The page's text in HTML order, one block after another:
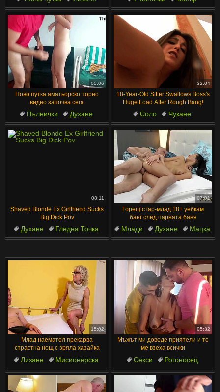
Капещи
Фетиш
Чудовищен Кур
POV косmata пичка
Мисионерска
Хванати
05:06
Ново путка аматьорско порно
видео започва сега
Пълнички
Духане
Гледна Точка
Путки
Свършване вътре
32:04
18-Year-Old Sitter Swallows Boss's
Huge Load After Rough Bang!
Соло
Чукане
Тийнейджъри
Цици
Чудовищен Кур
08:11
Shaved Blonde Ex Girlfriend Sucks
Big Dick Pov
Духане
Гледна Точка
Путки
Чудовищен Кур
07:01
Горещ стар-млад 18+ уебкам
банг след парната баня
Млади Духане
Мацка
Възрастни
15:02
Млад наемател прекарва
страстна нощ с зряла хазайка
Лизане
Мисионерска
Путки
Красиви Двойка
05:32
Мъжът ми доведе приятели и те
ме взеха всички
Секси
Рогоносец
Възрастни
Латино
Двойка